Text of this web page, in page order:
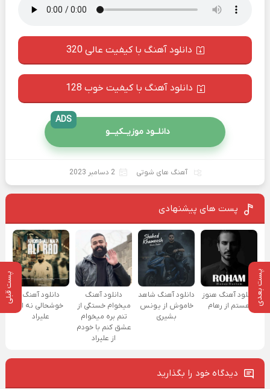
پست بعدی پست قبلی
دانلود آهنگ با کیفیت عالی 320
دانلود آهنگ با کیفیت خوب 128
دانلــود موزیــکیـــو
ADS
آهنگ های شوتی 2 دسامبر 2023
پست های پیشنهادی
دانلود آهنگ هنوز
هستم از رهام
دانلود آهنگ شاهد
خاموش از یونس
بشیری
دانلود آهنگ
میخوام خستگی از
تنم بره میخوام
عشق کنم با خودم
از علیراد
دانلود آهنگ
خوشحالی نه از
علیراد
دیدگاه خود را بگذارید